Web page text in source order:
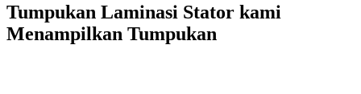
Tumpukan Laminasi Stator kami
Menampilkan Tumpukan